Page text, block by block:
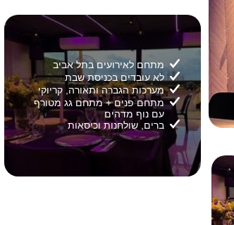
2/22
מתחם לאירועים בתל אביב
לא עובדים בכניסת שבת
מערכות הגברה ותאורה, קריוקי
מתחם פנים + מתחם גג מטורף
עם נוף מדהים
ברים, שולחנות וכיסאות